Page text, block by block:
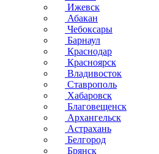
Ижевск
Абакан
Чебоксары
Барнаул
Краснодар
Красноярск
Владивосток
Ставрополь
Хабаровск
Благовещенск
Архангельск
Астрахань
Белгород
Брянск